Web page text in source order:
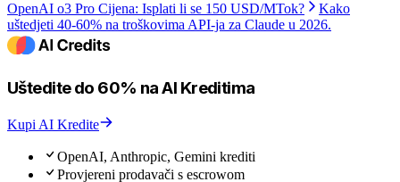
OpenAI o3 Pro Cijena: Isplati li se 150 USD/MTok?
Kako
uštedjeti 40-60% na troškovima API-ja za Claude u 2026.
Uštedite do 60% na AI Kreditima
Kupi AI Kredite
OpenAI, Anthropic, Gemini krediti
Provjereni prodavači s escrowom